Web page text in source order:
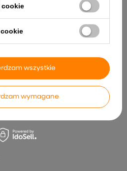
Samochód Terenowy
Mercedes Unimog Zdalnie
Sterowany RC 4x4 1:20
320,04 zł
wymagane
wszystkie